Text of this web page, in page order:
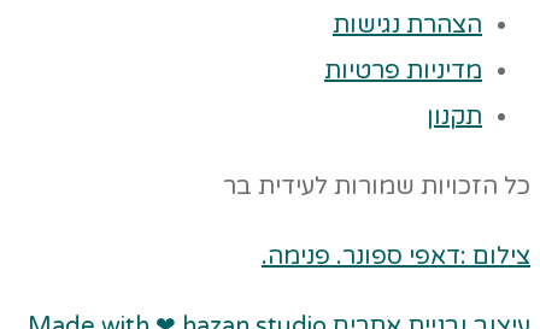
הצהרת נגישות
מדיניות פרטיות
תקנון
כל הזכויות שמורות לעידית בר
צילום :דאפי ספונר. פנימה.